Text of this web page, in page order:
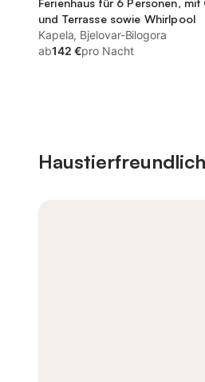
Ferienhaus für 6 Personen, mit
und Terrasse sowie Whirlpool
Kapela, Bjelovar-Bilogora
ab142 €pro Nacht